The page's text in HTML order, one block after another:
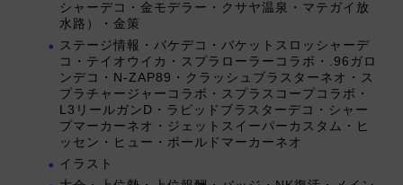
シャーデコ・金モデラー・クサヤ温泉・マテガイ放
水路）・金策
ステージ情報・バケデコ・バケットスロッシャーデ
コ・テイオウイカ・スプラローラーコラボ・.96ガロ
ンデコ・N-ZAP89・クラッシュブラスターネオ・ス
プラチャージャーコラボ・スプラスコープコラボ・
L3リールガンD・ラピッドブラスターデコ・シャー
プマーカーネオ・ジェットスイーパーカスタム・ヒ
ッセン・ヒュー・ボールドマーカーネオ
イラスト